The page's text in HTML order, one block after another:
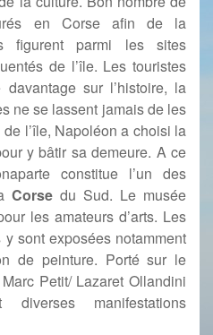
en Corse afin de la
figurent parmi les sites
de l’île. Les touristes
davantage sur l’histoire, la
ne se lassent jamais de les
l’île, Napoléon a choisi la
y bâtir sa demeure. A ce
constitue l’un des
Corse du Sud. Le musée
les amateurs d’arts. Les
sont exposées notamment
de peinture. Porté sur le
Petit/ Lazaret Ollandini
diverses manifestations